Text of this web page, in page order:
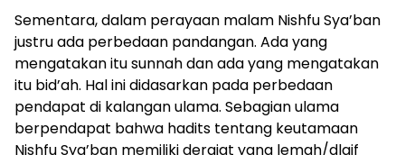
Sementara, dalam perayaan malam Nishfu Sya’ban
justru ada perbedaan pandangan. Ada yang
mengatakan itu sunnah dan ada yang mengatakan
itu bid’ah. Hal ini didasarkan pada perbedaan
pendapat di kalangan ulama. Sebagian ulama
berpendapat bahwa hadits tentang keutamaan
Nishfu Sya’ban memiliki derajat yang lemah/dlaif